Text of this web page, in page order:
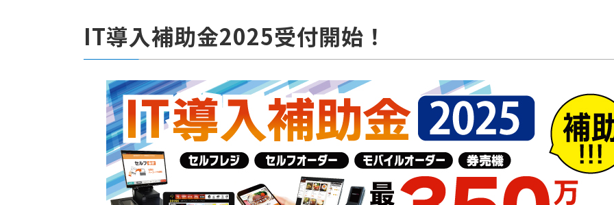
IT導入補助金2025受付開始！